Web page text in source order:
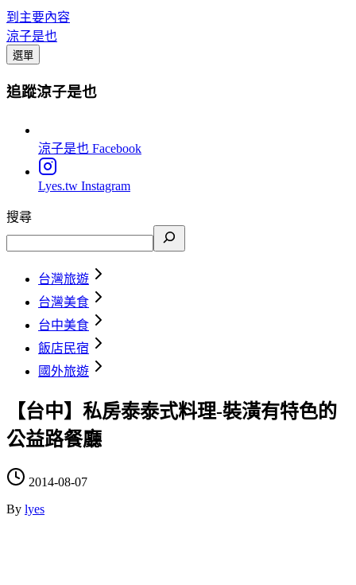
到主要內容
涼子是也
選單
追蹤涼子是也
涼子是也 Facebook
Lyes.tw Instagram
搜尋
台灣旅遊
台灣美食
台中美食
飯店民宿
國外旅遊
【台中】私房泰泰式料理-裝潢有特色的
公益路餐廳
2014-08-07
By lyes